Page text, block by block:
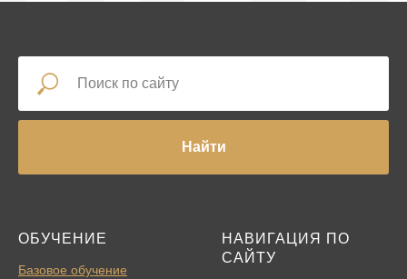
Найти
ОБУЧЕНИЕ
Базовое обучение
НАВИГАЦИЯ ПО
САЙТУ